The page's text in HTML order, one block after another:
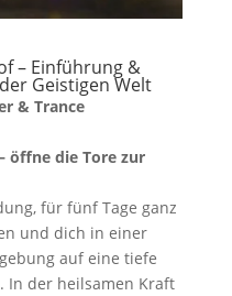
– Einführung &
Geistigen Welt
& Trance
öffne die Tore zur
für fünf Tage ganz
und dich in einer
auf eine tiefe
In der heilsamen Kraft